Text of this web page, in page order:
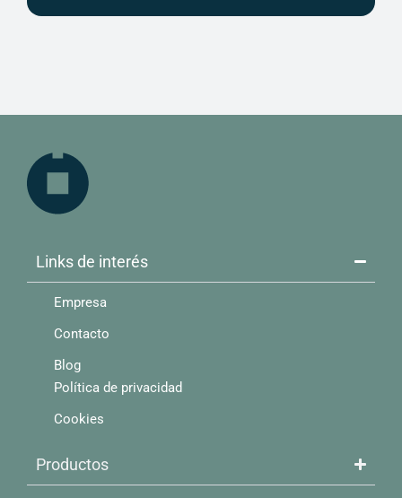
Links de interés​
Empresa
Contacto
Blog
Política de privacidad
Cookies
Productos​